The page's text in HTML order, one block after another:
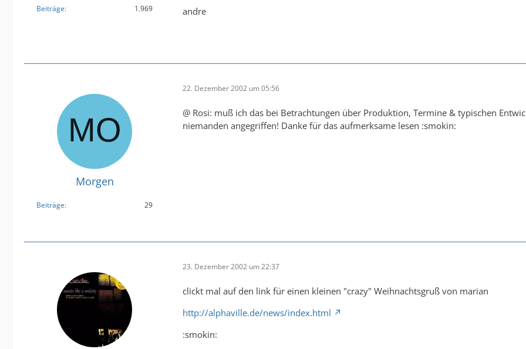
Beiträge
1.969
andre
Morgen
Beiträge 29
22. Dezember 2002 um 05:56
@ Rosi: muß ich das bei Betrachtungen über Produktion, Termine & typischen
niemanden angegriffen! Danke für das aufmerksame lesen :smokin:
23. Dezember 2002 um 22:37
clickt mal auf den link für einen kleinen "crazy" Weihnachtsgruß von marian
http://alphaville.de/news/index.html
:smokin: